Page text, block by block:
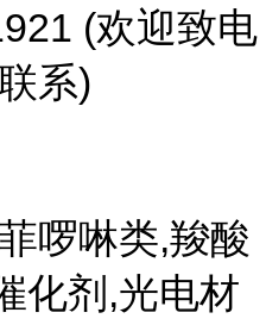
(欢迎致电
系)
啰啉类,羧酸
化剂,光电材